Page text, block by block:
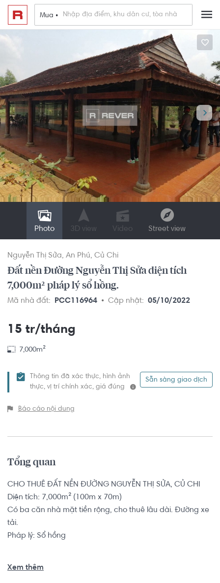
Mua •
Photo 3D view Video Street view
Nguyễn Thị Sửa An Phú Củ Chi
Đất nền Đường Nguyễn Thị Sửa diện tích
7,000m² pháp lý sổ hồng.
Mã nhà đất: PCC116964 Cập nhật: 05/10/2022
15 tr/tháng
7,000m²
Thông tin đã xác thực, hình ảnh
thực, vị trí chính xác, giá đúng
Sẵn sàng giao dịch
Báo cáo nội dung
Tổng quan
CHO THUÊ ĐẤT NỀN ĐƯỜNG NGUYỄN THỊ SỬA, CỦ CHI
Diện tích: 7,000m² (100m x 70m)
Có ba căn nhà mặt tiền rộng, cho thuê lâu dài. Đường xe
tải.
Pháp lý: Sổ hồng
Xem thêm